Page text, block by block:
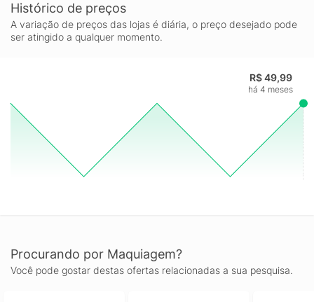
Histórico de preços
A variação de preços das lojas é diária, o preço desejado pode
ser atingido a qualquer momento.
R$ 49,99
há 4 meses
Procurando por Maquiagem?
Você pode gostar destas ofertas relacionadas a sua pesquisa.